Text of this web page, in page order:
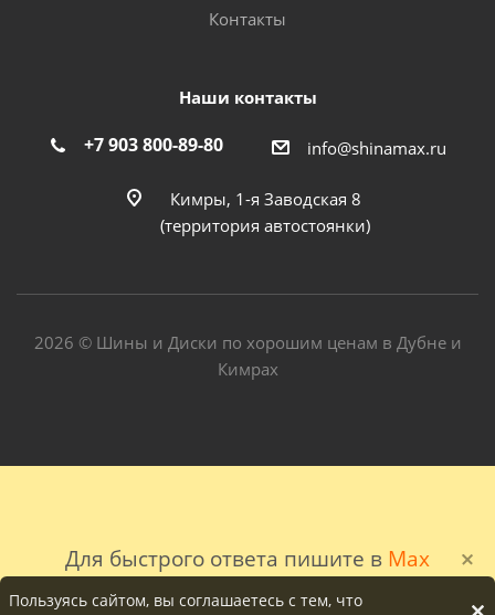
Для быстрого ответа пишите в Max
Контакты
Наши контакты
+7 903 800-89-80 info@shinamax.ru
Кимры, 1-я Заводская 8
(территория автостоянки)
2026 © Шины и Диски по хорошим ценам в Дубне и
Кимрах
Пользуясь сайтом, вы соглашаетесь с тем, что